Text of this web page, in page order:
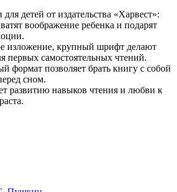
детей от издательства «Харвест»:
воображение ребенка и подарят
изложение, крупный шрифт делают
первых самостоятельных чтений.
формат позволяет брать книгу с собой
сном.
развитию навыков чтения и любви к